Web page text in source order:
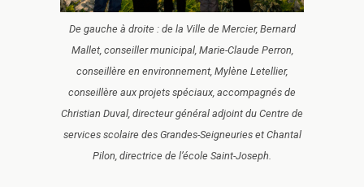
De gauche à droite : de la Ville de Mercier, Bernard
Mallet, conseiller municipal, Marie-Claude Perron,
conseillère en environnement, Mylène Letellier,
conseillère aux projets spéciaux, accompagnés de
Christian Duval, directeur général adjoint du Centre de
services scolaire des Grandes-Seigneuries et Chantal
Pilon, directrice de l’école Saint-Joseph.